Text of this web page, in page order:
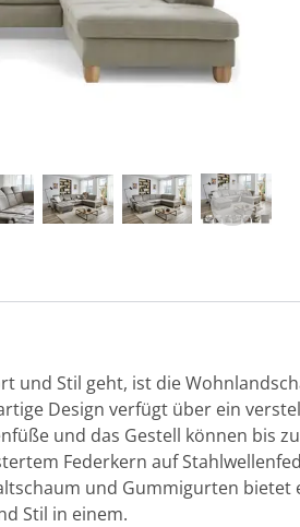
und Stil geht, ist die
Design verfügt über ein
und das Gestell können bis
Federkern auf
und Gummigurten
Stil in einem.